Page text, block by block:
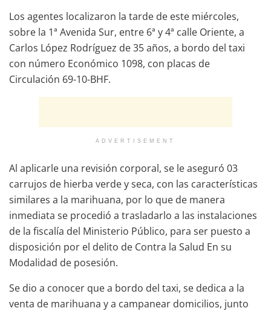
Los agentes localizaron la tarde de este miércoles,
sobre la 1ª Avenida Sur, entre 6ª y 4ª calle Oriente, a
Carlos López Rodríguez de 35 años, a bordo del taxi
con número Económico 1098, con placas de
Circulación 69-10-BHF.
ADVERTISEMENT
Al aplicarle una revisión corporal, se le aseguró 03
carrujos de hierba verde y seca, con las características
similares a la marihuana, por lo que de manera
inmediata se procedió a trasladarlo a las instalaciones
de la fiscalía del Ministerio Público, para ser puesto a
disposición por el delito de Contra la Salud En su
Modalidad de posesión.
Se dio a conocer que a bordo del taxi, se dedica a la
venta de marihuana y a campanear domicilios, junto